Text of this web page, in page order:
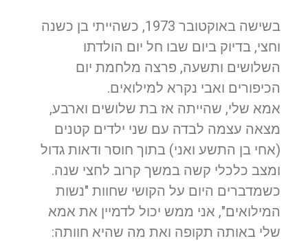
בשישה באוקטובר 1973, כשהייתי בן כשנה
וחצי, בדיוק ביום שבו חל יום הולדתו
השלושים ותשעה, פרצה מלחמת יום
הכיפורים ואבי נקרא למילואים.
אמא שלי, שהייתה אז בת שלושים וארבע,
מצאה עצמה לבדה עם שני ילדים קטנים
(אחי בן התשע ואני) בתוך חוסר ודאות גדול
ומצב כלכלי קשה במשך קרוב לחצי שנה.
כשמדברים היום על הקושי שחוות "נשות
המילואים", אני ממש יכול לדמיין את אמא
שלי באותה תקופה ואת מה שהיא חוותה: